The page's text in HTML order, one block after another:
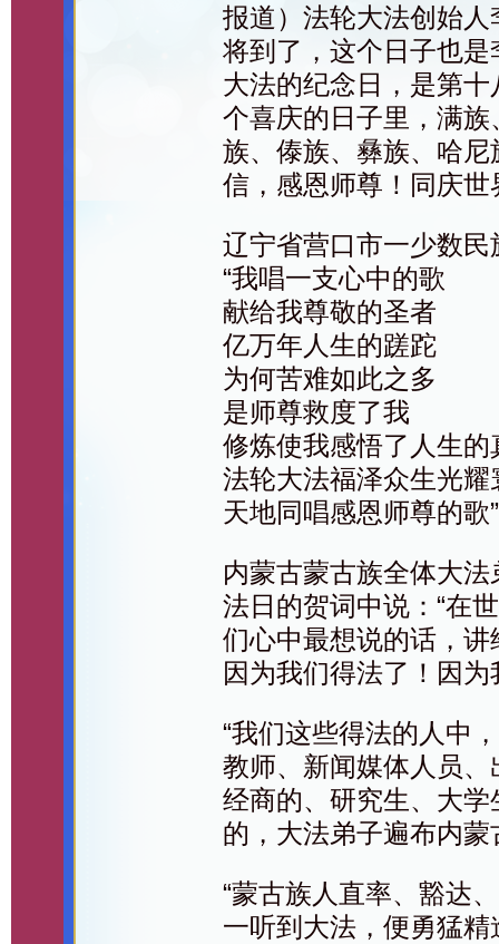
报道）法轮大法创始
将到了，这个日子也
大法的纪念日，是第
个喜庆的日子里，满
族、傣族、彝族、哈
信，感恩师尊！同庆
辽宁省营口市一少数
“我唱一支心中的歌
献给我尊敬的圣者
亿万年人生的蹉跎
为何苦难如此之多
是师尊救度了我
修炼使我感悟了人生的
法轮大法福泽众生光耀
天地同唱感恩师尊的歌”
内蒙古蒙古族全体大
法日的贺词中说：“在
们心中最想说的话，
因为我们得法了！因为
“我们这些得法的人中
教师、新闻媒体人员
经商的、研究生、大
的，大法弟子遍布内蒙
“蒙古族人直率、豁达
一听到大法，便勇猛